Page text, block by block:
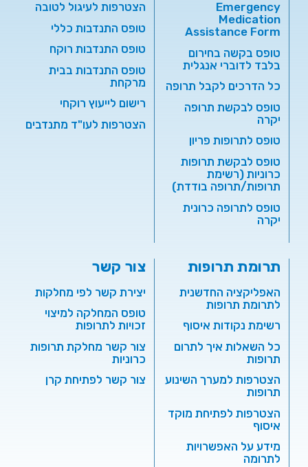
Emergency
Medication
Assistance Form
טופס בקשה בחירום
בלבד לדוברי אנגלית
כל הדרכים לקבל תרופה
טופס לבקשת תרופה
יקרה
טופס לתרופות פריון
טופס לבקשת תרופות
כרוניות (רשימת
תרופות/תרופה בודדת)
טופס לתרופה כרונית
יקרה
הצטרפות לעיגול לטובה
טופס התנדבות כללי
טופס התנדבות רוקח
טופס התנדבות בבית
מרקחת
רישום לייעוץ רוקחי
הצטרפות לעו"ד מתנדבים
תרומת תרופות
האפליקציה החדשנית
לתרומת תרופות
רשימת נקודות איסוף
כל השאלות איך לתרום
תרופות
הצטרפות למערך השינוע
תרופות
הצטרפות לפתיחת מוקד
איסוף
מידע על האפשרויות
לתרומה
צור קשר
יצירת קשר לפי מחלקות
טופס המחלקה למיצוי
זכויות לתרופות
צור קשר מחלקת תרופות
כרוניות
צור קשר לפתיחת קרן